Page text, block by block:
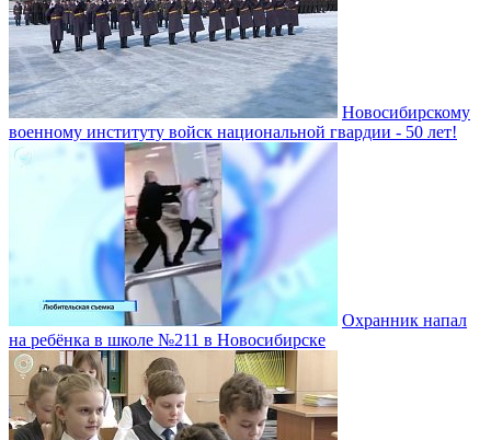
Новосибирскому
военному институту войск национальной гвардии - 50 лет!
Охранник напал
на ребёнка в школе №211 в Новосибирске